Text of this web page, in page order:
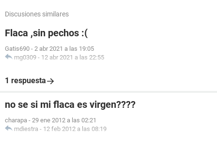
Discusiones similares
Flaca ,sin pechos :(
Gatis690 - 2 abr 2021 a las 19:05
mg0309 - 12 abr 2021 a las 22:55
1 respuesta
no se si mi flaca es virgen????
charapa - 29 ene 2012 a las 02:21
mdiestra - 12 feb 2012 a las 08:19